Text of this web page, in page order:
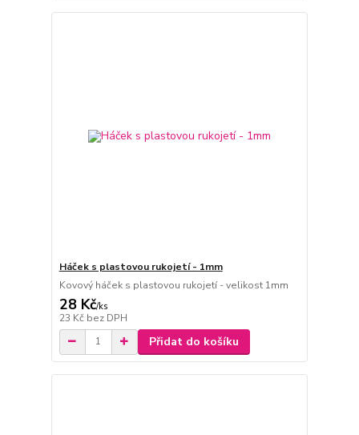
Háček s plastovou rukojetí - 1mm
Kovový háček s plastovou rukojetí - velikost 1mm
28 Kč/ks
23 Kč bez DPH
Přidat do košíku